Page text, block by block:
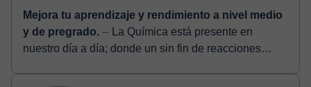
Mejora tu aprendizaje y rendimiento a nivel medio
y de pregrado. ⏤ La Química está presente en
nuestro día a día; donde un sin fin de reacciones